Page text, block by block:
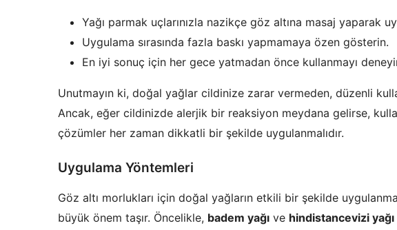
Yağı parmak uçlarınızla nazikçe göz altına masaj yaparak
Uygulama sırasında fazla baskı yapmamaya özen gösterin.
En iyi sonuç için her gece yatmadan önce kullanmayı
Unutmayın ki, doğal yağlar cildinize zarar vermeden, düzenli
Ancak, eğer cildinizde alerjik bir reaksiyon meydana gelirse,
çözümler her zaman dikkatli bir şekilde uygulanmalıdır.
Uygulama Yöntemleri
Göz altı morlukları için doğal yağların etkili bir şekilde
büyük önem taşır. Öncelikle, badem yağı ve hindistancevizi yağı